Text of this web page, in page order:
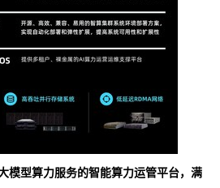
模型算力服务的智能算力运管平台，满